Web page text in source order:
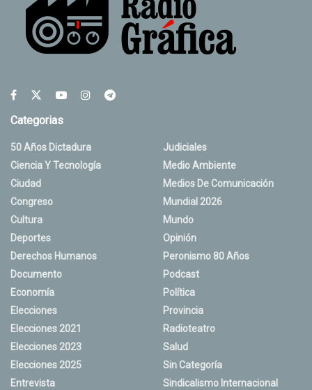
Categorias
50 Años Dictadura
Ciencia Y Tecnología
Ciudad
Congreso
Cultura
Deportes
Derechos Humanos
Documento
Economía
Elecciones
Elecciones 2021
Elecciones 2023
Elecciones 2025
Entrevista
Judiciales
Medio Ambiente
Medios De Comunicación
Mundial 2026
Mundo
Opinión
Peronismo 80 Años
Podcast
Política
Provincia
Radioteatro
Salud
Sin Categoría
Sindicalismo Internacional